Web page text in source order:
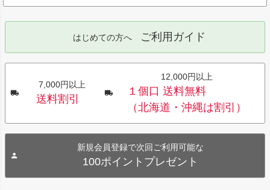
はじめての方へ ご利用ガイド
7,000円以上
送料割引
12,000円以上
１個口 送料無料
（北海道・沖縄は割引）
新規会員登録で次回ご利用可能な
100ポイントプレゼント